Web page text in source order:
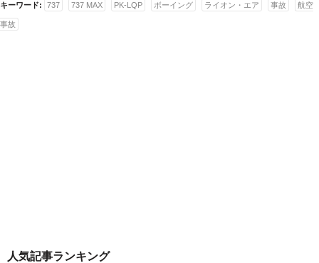
キーワード: 737 737 MAX PK-LQP ボーイング ライオン・エア 事故 航空
事故
人気記事ランキング